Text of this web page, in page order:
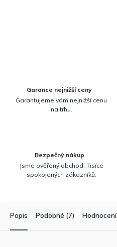
Garance nejnižší ceny
Garantujeme vám nejnižší cenu
na trhu.
Bezpečný nákup
Jsme ověřený obchod. Tisíce
spokojených zákazníků.
Popis Podobné (7) Hodnocení